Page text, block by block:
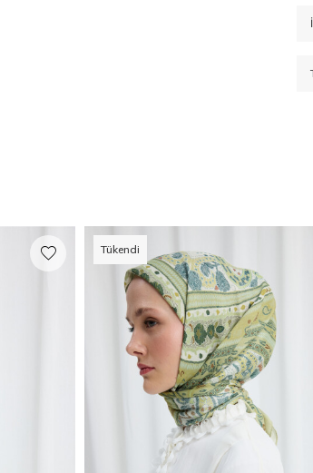
Tükendi